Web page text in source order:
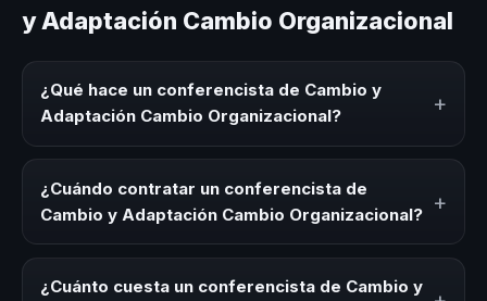
y Adaptación Cambio Organizacional
¿Qué hace un conferencista de Cambio y
Adaptación Cambio Organizacional?
+
Organizacional es un experto que comparte
conocimiento, estrategias y experiencias sobre este tema
en eventos corporativos, convenciones y seminarios. Su
objetivo es generar reflexión, inspiración y herramientas
¿Cuándo contratar un conferencista de
Cambio y Adaptación Cambio Organizacional? +
Adaptación Cambio Organizacional para kick-offs,
¿Cuánto cuesta un conferencista de Cambio y